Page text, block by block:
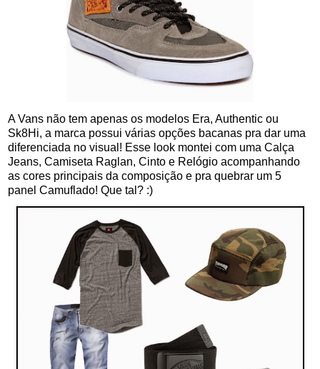
A Vans não tem apenas os modelos Era, Authentic ou
Sk8Hi, a marca possui várias opções bacanas pra dar uma
diferenciada no visual! Esse look montei com uma Calça
Jeans, Camiseta Raglan, Cinto e Relógio acompanhando
as cores principais da composição e pra quebrar um 5
panel Camuflado! Que tal? :)